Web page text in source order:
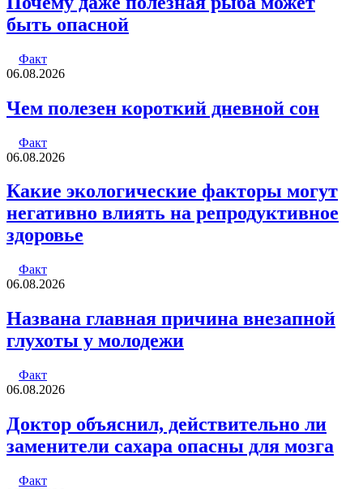
быть опасной
Факт
06.08.2026
Чем полезен короткий дневной сон
Факт
06.08.2026
Какие экологические факторы могут
негативно влиять на репродуктивное
здоровье
Факт
06.08.2026
Названа главная причина внезапной
глухоты у молодежи
Факт
06.08.2026
Доктор объяснил, действительно ли
заменители сахара опасны для мозга
Факт